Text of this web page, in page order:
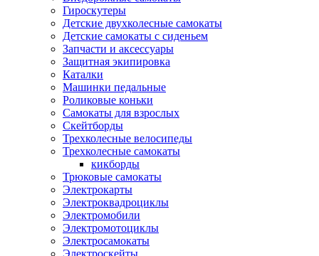
Гироскутеры
Детские двухколесные самокаты
Детские самокаты с сиденьем
Запчасти и аксессуары
Защитная экипировка
Каталки
Машинки педальные
Роликовые коньки
Самокаты для взрослых
Скейтборды
Трехколесные велосипеды
Трехколесные самокаты
кикборды
Трюковые самокаты
Электрокарты
Электроквадроциклы
Электромобили
Электромотоциклы
Электросамокаты
Электроскейты